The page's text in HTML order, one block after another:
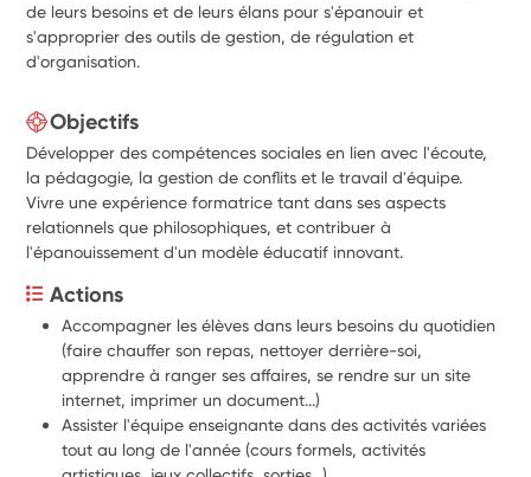
de leurs besoins et de leurs élans pour s'épanouir et
s'approprier des outils de gestion, de régulation et
d'organisation.
Objectifs
Développer des compétences sociales en lien avec l'écoute,
la pédagogie, la gestion de conflits et le travail d'équipe.
Vivre une expérience formatrice tant dans ses aspects
relationnels que philosophiques, et contribuer à
l'épanouissement d'un modèle éducatif innovant.
Actions
Accompagner les élèves dans leurs besoins du quotidien
(faire chauffer son repas, nettoyer derrière-soi,
apprendre à ranger ses affaires, se rendre sur un site
internet, imprimer un document...)
Assister l'équipe enseignante dans des activités variées
tout au long de l'année (cours formels, activités